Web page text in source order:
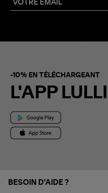
-10% EN TÉLÉCHARGEANT
L'APP LULLI
BESOIN D'AIDE ?